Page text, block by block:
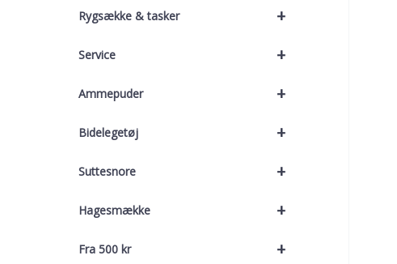
+
Rygsække & tasker
+
Service
+
Ammepuder
+
Bidelegetøj
+
Suttesnore
+
Hagesmække
+
Fra 500 kr